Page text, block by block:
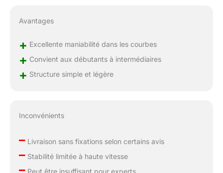
Avantages
+ Excellente maniabilité dans les courbes
+ Convient aux débutants à intermédiaires
+ Structure simple et légère
Inconvénients
–Livraison sans fixations selon certains avis
–Stabilité limitée à haute vitesse
–Peut être insuffisant pour experts